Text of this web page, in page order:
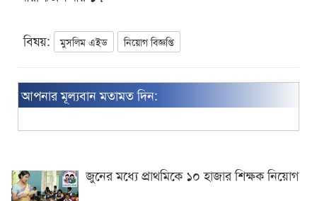
বিষয়: মুসলিম এইড নিয়োগ বিজ্ঞপ্তি
আপনার মূল্যবান মতামত দিন:
জুনের মধ্যে প্রাথমিকে ১০ হাজার শিক্ষক নিয়োগ